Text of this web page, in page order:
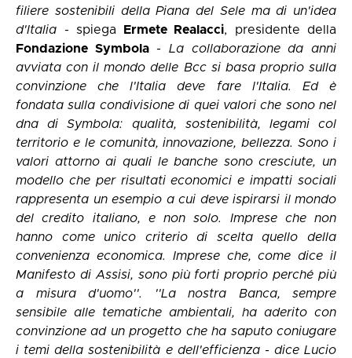
filiere sostenibili della Piana del Sele ma di un'idea
d'Italia - spiega Ermete Realacci, presidente della
Fondazione Symbola-La collaborazione da anni
avviata con il mondo delle Bcc si basa proprio sulla
convinzione che l'Italia deve fare l'Italia. Ed è
fondata sulla condivisione di quei valori che sono nel
dna di Symbola: qualità, sostenibilità, legami col
territorio e le comunità, innovazione, bellezza. Sono i
valori attorno ai quali le banche sono cresciute, un
modello che per risultati economici e impatti sociali
rappresenta un esempio a cui deve ispirarsi il mondo
del credito italiano, e non solo. Imprese che non
hanno come unico criterio di scelta quello della
convenienza economica. Imprese che, come dice il
Manifesto di Assisi, sono più forti proprio perché più
a misura d'uomo''. ''La nostra Banca, sempre
sensibile alle tematiche ambientali, ha aderito con
convinzione ad un progetto che ha saputo coniugare
i temi della sostenibilità e dell'efficienza - dice Lucio